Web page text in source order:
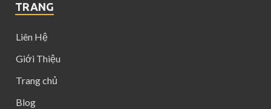
TRANG
Liên Hệ
Giới Thiệu
Trang chủ
Blog